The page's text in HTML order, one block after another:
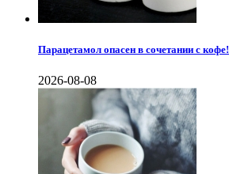
Парацетамол опасен в сочетании с кофе!
2026-08-08